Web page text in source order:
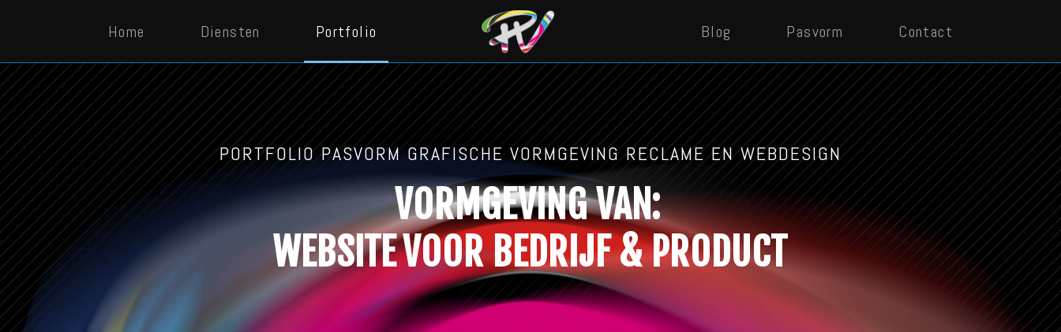
Home Diensten Portfolio Blog Pasvorm Contact
PORTFOLIO PASVORM GRAFISCHE VORMGEVING RECLAME EN WEBDESIGN
VORMGEVING VAN:
HUISSTIJLVOOR BEDRIJF & PRODUCT